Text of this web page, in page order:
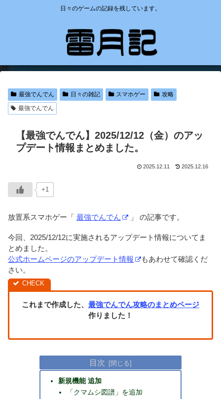
日々のゲームの記録を残しています。
最強でんでん 日々の雑記 スマホゲー
攻略
最強でんでん
【最強でんでん】2025/12/12（金）のアッ
プデート情報まとめました。
2025.12.11 2025.12.16
+1
放置系スマホゲー「 最強でんでん 」 の記事です。
今回、2025/12/12に実施されるアップデート情報についてま
とめました。
公式ホームページのアップデート情報
もあわせて確認くだ
さい。
これまで作成した、 最強でんでん攻略のまとめページ
作りました！
目次
新規機能 追加
「クマムシ図譜」を追加